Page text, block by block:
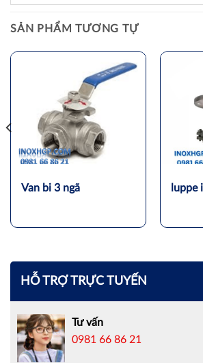
SẢN PHẨM TƯƠNG TỰ
Van bi 3 ngã luppe
HỖ TRỢ TRỰC TUYẾN
Tư vấn
0981 66 86 21